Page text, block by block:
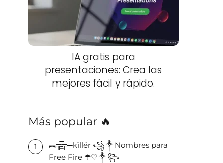
IA gratis para
presentaciones: Crea las
mejores fácil y rápido.
Más popular 🔥
︻╦̵̵͇̿̿̿̿╤─kïllér ꧁༒Nombres para
Free Fire ☂♡༒꧂